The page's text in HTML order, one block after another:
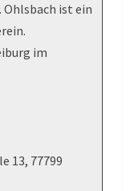
Ohlsbach ist ein
im
13, 77799